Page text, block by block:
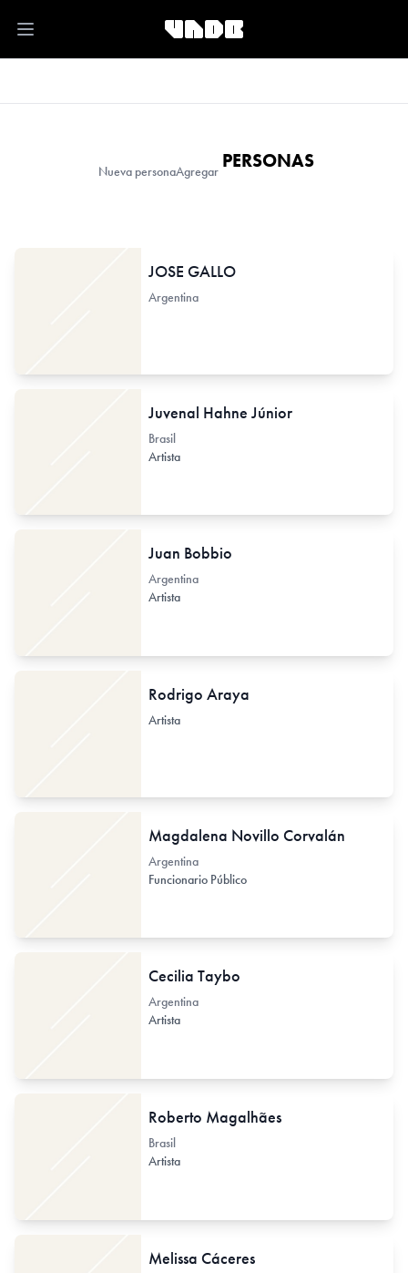
Open main menu
Nueva personaAgregar PERSONAS
JOSE GALLO
Argentina
Juvenal Hahne Júnior
Brasil
Artista
Juan Bobbio
Argentina
Artista
Rodrigo Araya
Artista
Magdalena Novillo Corvalán
Argentina
Funcionario Público
Cecilia Taybo
Argentina
Artista
Roberto Magalhães
Brasil
Artista
Melissa Cáceres